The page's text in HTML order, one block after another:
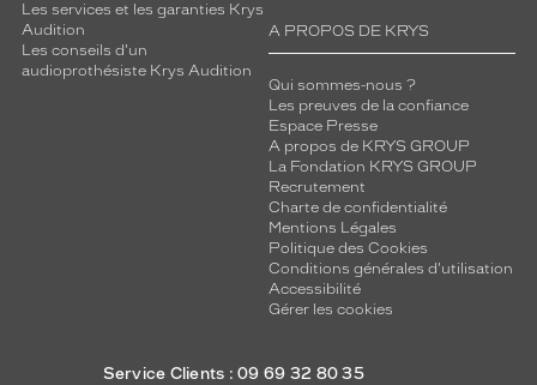
Les services et les garanties Krys
Audition
Les conseils d'un
audioprothésiste Krys Audition
A PROPOS DE KRYS
Qui sommes-nous ?
Les preuves de la confiance
Espace Presse
A propos de KRYS GROUP
La Fondation KRYS GROUP
Recrutement
Charte de confidentialité
Mentions Légales
Politique des Cookies
Conditions générales d'utilisation
Accessibilité
Gérer les cookies
Service Clients : 09 69 32 80 35